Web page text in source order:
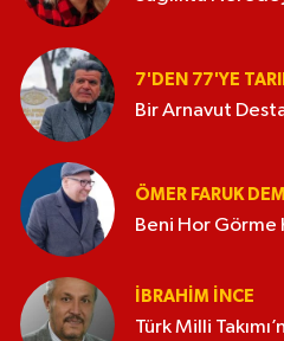
7'DEN 77'YE
Bir Arnavut
ÖMER FARUK
Beni Hor Görme
İBRAHIM İNCE
Türk Milli